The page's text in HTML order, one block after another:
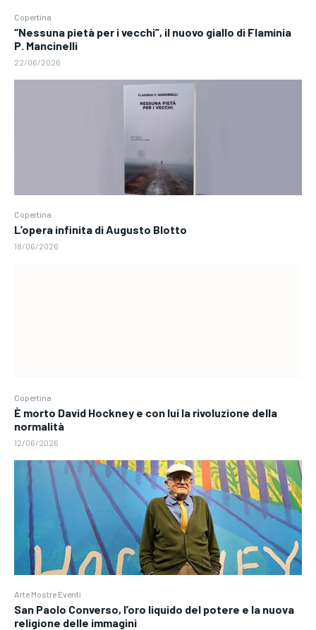
Copertina
“Nessuna pietà per i vecchi”, il nuovo giallo di Flaminia
P. Mancinelli
22/06/2026
Copertina
L’opera infinita di Augusto Blotto
18/06/2026
Copertina
È morto David Hockney e con lui la rivoluzione della
normalità
12/06/2026
Arte Mostre Eventi
San Paolo Converso, l’oro liquido del potere e la nuova
religione delle immagini